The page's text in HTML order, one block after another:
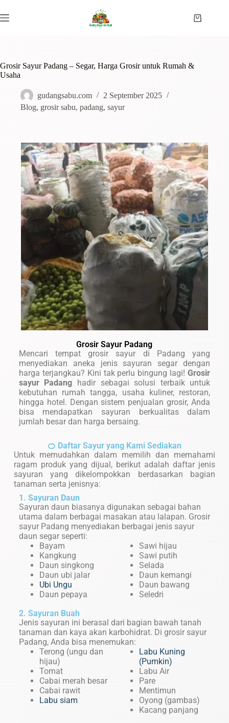
Grosir Sayur Padang – Segar, Harga Grosir untuk Rumah &
Usaha
gudangsabu.com
2 September 2025
Blog, grosir sabu, padang, sayur
Grosir Sayur Padang
Mencari tempat grosir sayur di Padang yang
menyediakan aneka jenis sayuran segar dengan
harga terjangkau? Kini tak perlu bingung lagi!Grosir
sayur Padang hadir sebagai solusi terbaik untuk
kebutuhan rumah tangga, usaha kuliner, restoran,
hingga hotel. Dengan sistem penjualan grosir, Anda
bisa mendapatkan sayuran berkualitas dalam
jumlah besar dan harga bersaing.
🍊 Daftar Sayur yang Kami Sediakan
Untuk memudahkan dalam memilih dan memahami
ragam produk yang dijual, berikut adalah daftar jenis
sayuran yang dikelompokkan berdasarkan bagian
tanaman serta jenisnya:
1. Sayuran Daun
Sayuran daun biasanya digunakan sebagai bahan
utama dalam berbagai masakan atau lalapan. Grosir
sayur Padang menyediakan berbagai jenis sayur
daun segar seperti:
Bayam
Kangkung
Daun singkong
Daun ubi jalar
Ubi Ungu
Daun pepaya
Sawi hijau
Sawi putih
Selada
Daun kemangi
Daun bawang
Seledri
2. Sayuran Buah
Jenis sayuran ini berasal dari bagian bawah tanah
tanaman dan kaya akan karbohidrat. Di grosir sayur
Padang, Anda bisa menemukan:
Terong (ungu dan
hijau)
Tomat
Cabai merah besar
Cabai rawit
Labu siam
Labu Kuning
(Pumkin)
Labu Air
Pare
Mentimun
Oyong (gambas)
Kacang panjang